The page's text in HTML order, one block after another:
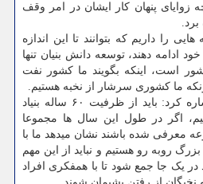
زوایای پنهان کار ایشان در امر وقف
را داریم که بتوانند تا این اندازه
ادامه دهند، توسعه دانش بنیان تنها
است، اینکه بگویند ما کشور نفت
ما کشوری سرشار از نخبه هستیم.
این استاد دانشگاه تهران اشاره کرد: باید از ظرفیت ۶۰ ساله بنیاد
اگر در طول این سال ها مجموعا
معرفی شده باشند نشان میدهد ما با
روبه رو هستیم و نباید از این مهم
یک جا جمع شود تا با همفکری افراد